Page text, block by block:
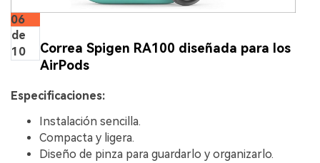
06
de
10
Correa Spigen RA100 diseñada para los
AirPods
Especificaciones:
Instalación sencilla.
Compacta y ligera.
Diseño de pinza para guardarlo y organizarlo.